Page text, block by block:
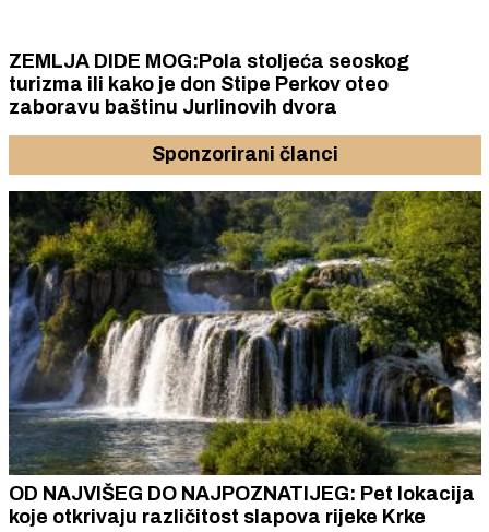
ZEMLJA DIDE MOG:Pola stoljeća seoskog
turizma ili kako je don Stipe Perkov oteo
zaboravu baštinu Jurlinovih dvora
Sponzorirani članci
OD NAJVIŠEG DO NAJPOZNATIJEG: Pet lokacija
koje otkrivaju različitost slapova rijeke Krke